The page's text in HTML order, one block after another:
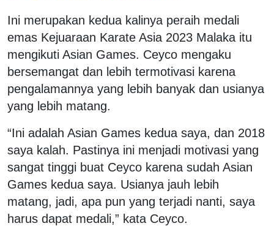
Ini merupakan kedua kalinya peraih medali
emas Kejuaraan Karate Asia 2023 Malaka itu
mengikuti Asian Games. Ceyco mengaku
bersemangat dan lebih termotivasi karena
pengalamannya yang lebih banyak dan usianya
yang lebih matang.
“Ini adalah Asian Games kedua saya, dan 2018
saya kalah. Pastinya ini menjadi motivasi yang
sangat tinggi buat Ceyco karena sudah Asian
Games kedua saya. Usianya jauh lebih
matang, jadi, apa pun yang terjadi nanti, saya
harus dapat medali,” kata Ceyco.